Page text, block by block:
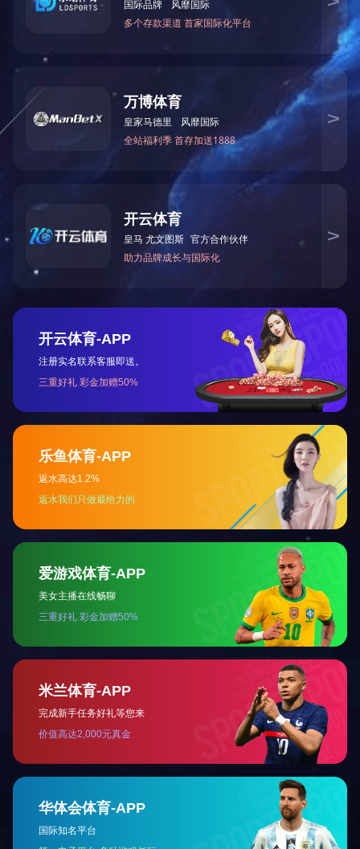
蒲城电力局（315KW分体式电锅炉）两台
陕西楼观台道温泉酒店（630KW机电一体化全自动电热
共50
13384911237
公司简介
工厂风貌
仓库一角
荣誉资质
网站地图 |RSS|XML| Copyright © OD网页版 版权所有